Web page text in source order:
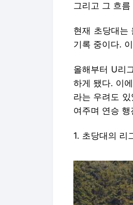
그리고 그 흐
현재 초당대는
기록 중이다.
올해부터 U리
하게 됐다. 이
라는 우려도
여주며 연승
1. 초당대의 리